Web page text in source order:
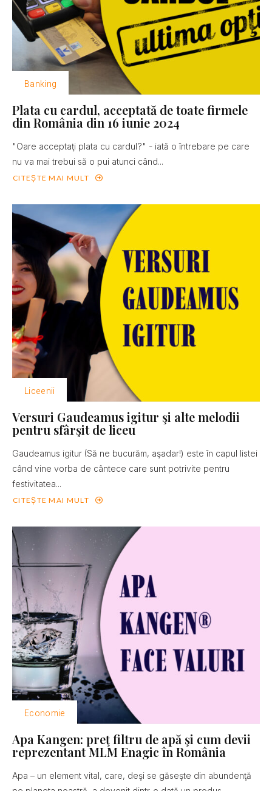
Banking
Plata cu cardul, acceptată de toate firmele
din România din 16 iunie 2024
"Oare acceptaţi plata cu cardul?" - iată o întrebare pe care
nu va mai trebui să o pui atunci când...
CITEȘTE MAI MULT
Liceenii
Versuri Gaudeamus igitur şi alte melodii
pentru sfârşit de liceu
Gaudeamus igitur (Să ne bucurăm, aşadar!) este în capul listei
când vine vorba de cântece care sunt potrivite pentru
festivitatea...
CITEȘTE MAI MULT
Economie
Apa Kangen: preţ filtru de apă şi cum devii
reprezentant MLM Enagic în România
Apa – un element vital, care, deşi se găseşte din abundenţă